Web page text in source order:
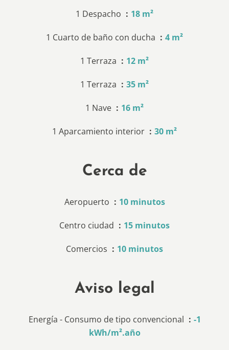
1 Despacho 18 m²
1 Cuarto de baño con ducha 4 m²
1 Terraza 12 m²
1 Terraza 35 m²
1 Nave 16 m²
1 Aparcamiento interior 30 m²
Cerca de
Aeropuerto 10 minutos
Centro ciudad 15 minutos
Comercios 10 minutos
Aviso legal
Energía - Consumo de tipo convencional
-1
kWh/m².año